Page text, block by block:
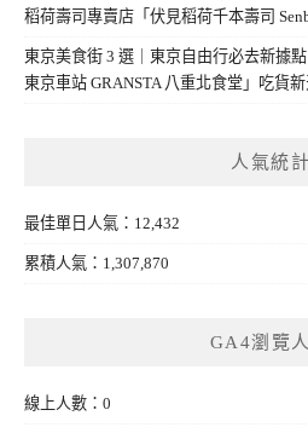
稻荷壽司專賣店「伏見稻荷千本壽司
東京美食街 3 選｜東京自由行必去新據
東京車站 GRANSTA 八重北食堂」吃貨新
人氣統計
最佳單日人氣：12,432
累積人氣：1,307,870
GA4瀏覽
線上人數：0